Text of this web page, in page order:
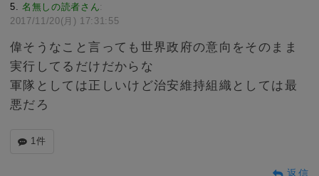
5 名無しの読者さん:
2017/11/20(月) 17:31:55
偉そうなこと言っても世界政府の意向をそのまま
実行してるだけだからな
軍隊としては正しいけど治安維持組織としては最
悪だろ
1件
返信